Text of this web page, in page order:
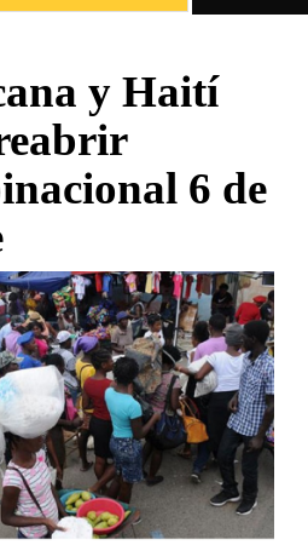
y Haití
6 de